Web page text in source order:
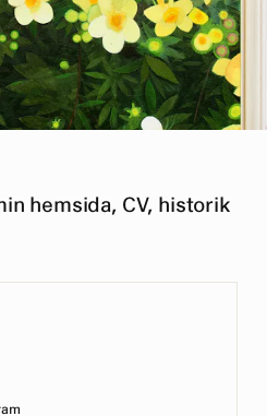
hemsida, CV, historik